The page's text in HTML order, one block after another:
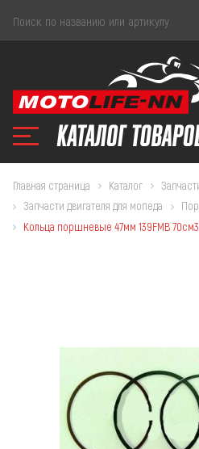
Главная страница Каталог
Запчасти двигателя для мопеда
Кольца поршневые 47мм 139FMB 70см3